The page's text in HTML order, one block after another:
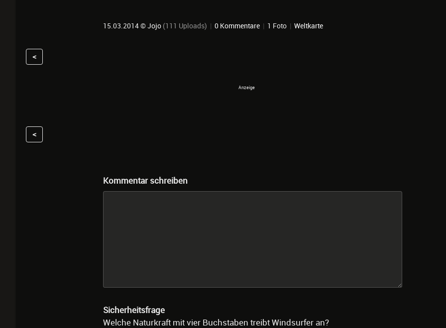
15.03.2014 ©Jojo (111 Uploads) | 0 Kommentare | 1 Foto | Weltkarte
<
<
Kommentar schreiben
Sicherheitsfrage
Welche Naturkraft mit vier Buchstaben treibt Windsurfer an?